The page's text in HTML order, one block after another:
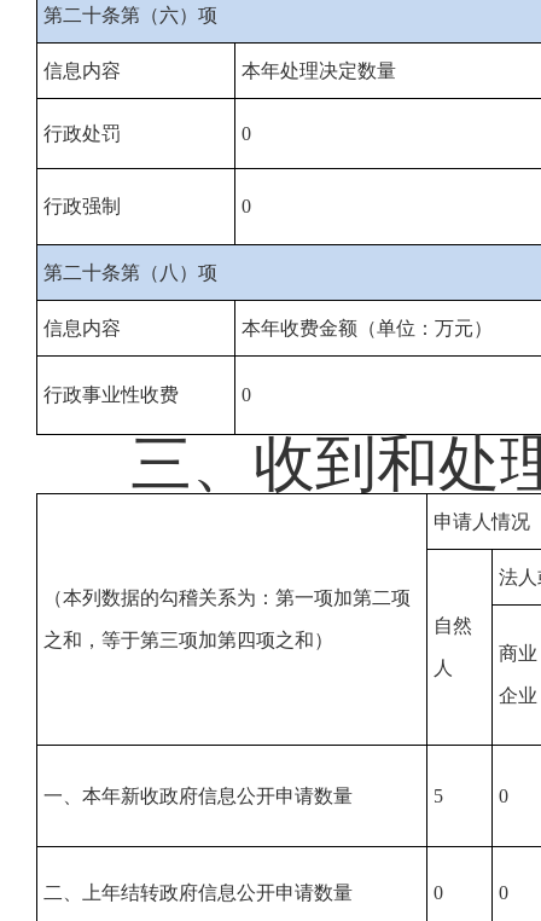
第二十条第（六）项
信息内容 本年处理决定数量
行政处罚 0
行政强制 0
第二十条第（八）项
信息内容 本年收费金额（单位：万元）
行政事业性收费 0
三、收到和处
（本列数据的勾稽关系为：第一项加第二项
之和，等于第三项加第四项之和）
申请人情况
自然
人
法
商业
企业
一、本年新收政府信息公开申请数量 5 0
二、上年结转政府信息公开申请数量 0 0